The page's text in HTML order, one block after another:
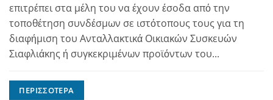
επιτρέπει στα μέλη του να έχουν έσοδα από την
τοποθέτηση συνδέσμων σε ιστότοπους τους για τη
διαφήμιση του Ανταλλακτικά Οικιακών Συσκευών
Σιαφλιάκης ή συγκεκριμένων προϊόντων του...
ΠΕΡΙΣΣΌΤΕΡΑ